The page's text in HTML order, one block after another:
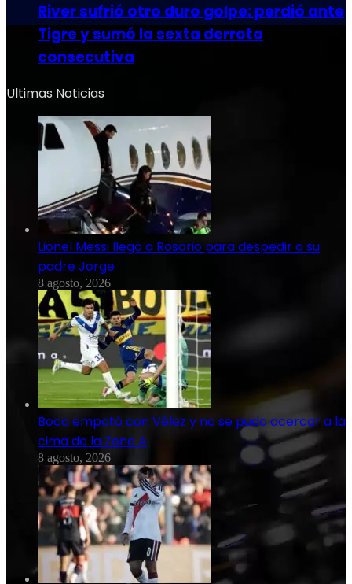
River sufrió otro duro golpe: perdió ante
Tigre y sumó la sexta derrota
consecutiva
Ultimas Noticias
Lionel Messi llegó a Rosario para despedir a su
padre Jorge
8 agosto, 2026
Boca empató con Vélez y no se pudo acercar a la
cima de la Zona A
8 agosto, 2026